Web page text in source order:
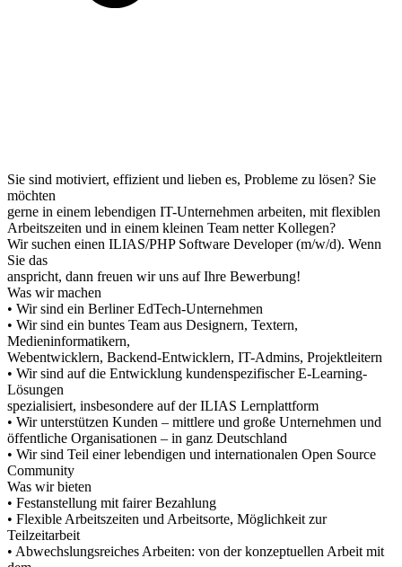
Sie sind motiviert, effizient und lieben es, Probleme zu lösen? Sie
möchten
gerne in einem lebendigen IT-Unternehmen arbeiten, mit flexiblen
Arbeitszeiten und in einem kleinen Team netter Kollegen?
Wir suchen einen ILIAS/PHP Software Developer (m/w/d). Wenn
Sie das
anspricht, dann freuen wir uns auf Ihre Bewerbung!
Was wir machen
• Wir sind ein Berliner EdTech-Unternehmen
• Wir sind ein buntes Team aus Designern, Textern,
Medieninformatikern,
Webentwicklern, Backend-Entwicklern, IT-Admins, Projektleitern
• Wir sind auf die Entwicklung kundenspezifischer E-Learning-
Lösungen
spezialisiert, insbesondere auf der ILIAS Lernplattform
• Wir unterstützen Kunden – mittlere und große Unternehmen und
öffentliche Organisationen – in ganz Deutschland
• Wir sind Teil einer lebendigen und internationalen Open Source
Community
Was wir bieten
• Festanstellung mit fairer Bezahlung
• Flexible Arbeitszeiten und Arbeitsorte, Möglichkeit zur
Teilzeitarbeit
• Abwechslungsreiches Arbeiten: von der konzeptuellen Arbeit mit